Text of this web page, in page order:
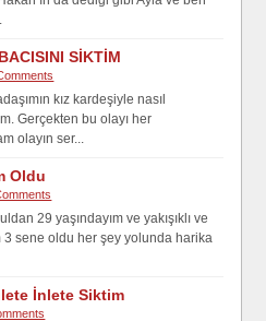
SİKTİM
kız kardeşiyle nasıl
Gerçekten bu olayı her
olayın ser...
Oldu
29 yaşındayım ve yakışıklı ve
3 sene oldu her şey yolunda harika
İnlete Siktim